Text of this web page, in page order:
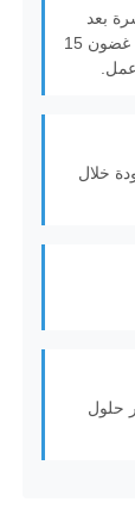
بعد
الدفع؛ بالنسبة للأوامر الكبيرة، وقت التسليم هو في غضون 15
خلال
حلول